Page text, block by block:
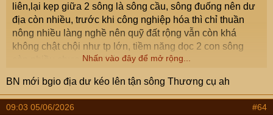
liên,lại kẹp giữa 2 sông là sông cầu, sông đuống nên dư
địa còn nhiều, trước khi công nghiệp hóa thì chỉ thuần
nông nhiều làng nghề nên quỹ đất rộng vẫn còn khá
không chật chội như tp lớn, tiềm năng dọc 2 con sông
còn nhiều chưa khai thác.Nhấn vào đây để mở rộng...
BN mới bgio địa dư kéo lên tận sông Thương cụ ah
09:03 05/06/2026 #64